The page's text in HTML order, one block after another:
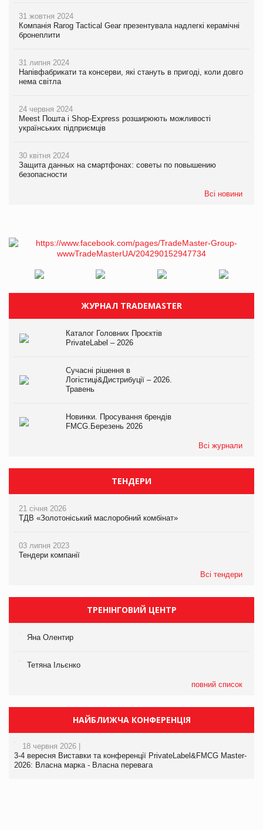
31 жовтня 2024
Компанія Rarog Tactical Gear презентувала надлегкі керамічні
бронеплити
31 липня 2024
Напівфабрикати та консерви, які стануть в пригоді, коли довго
нема світла
24 червня 2024
Meest Пошта і Shop-Express розширюють можливості
українських підприємців
30 квітня 2024
Защита данных на смартфонах: советы по повышению
безопасности
Всі новини
ЖУРНАЛ TRADEMASTER
Каталог Головних Проєктів
PrivateLabel – 2026
Сучасні рішення в
Логістиці&Дистрибуції – 2026.
Травень
Новинки. Просування брендів
FMCG.Березень 2026
Всі журнали
ТЕНДЕРИ
21 січня 2026
ТДВ «Золотоніський маслоробний комбінат»
03 липня 2023
Тендери компанії
Всі тендери
ТРЕНІНГОВИЙ ЦЕНТР
Яна Олентир
Тетяна Ільєнко
повний список
НАЙБЛИЖЧА КОНФЕРЕНЦІЯ
18 червня 2026 |
3-4 вересня Виставки та конференції PrivateLabel&FMCG Master-
2026: Власна марка - Власна перевага